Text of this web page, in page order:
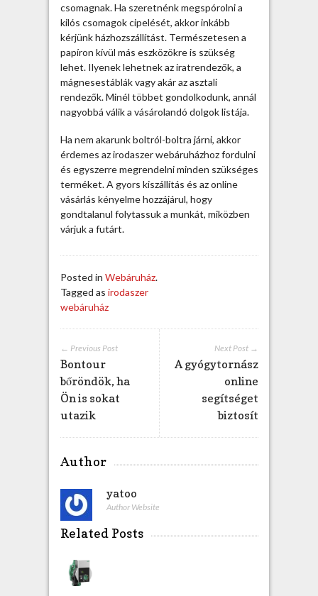
z
i
a
e
r
w
e
b
á
h
l
é
h
e
csomagnak. Ha szeretnénk megspórolni a
kilós csomagok cipelését, akkor inkább
kérjünk házhozszállítást.Természetesen a
papíron kívül más eszközökre is szükség
lehet. Ilyenek lehetnek az iratrendezők, a
mágnesestáblák vagy akár az asztali
rendezők. Minél többet gondolkodunk, annál
nagyobbá válik a vásárolandó dolgok listája.
Ha nem akarunk boltról-boltra járni, akkor
érdemes az irodaszer webáruházhoz fordulni
és egyszerre megrendelni minden szükséges
terméket. A gyors kiszállítás és az online
vásárlás kényelme hozzájárul, hogy
gondtalanul folytassuk a munkát, miközben
várjuk a futárt.
Posted in Webáruház.
Tagged as irodaszer
webáruház
Next Post →
A gyógytornász
online
segítséget
biztosít
← Previous Post
Bontour
bőröndök, ha
Ön is sokat
utazik
Author
yatoo
Author Website
Related Posts